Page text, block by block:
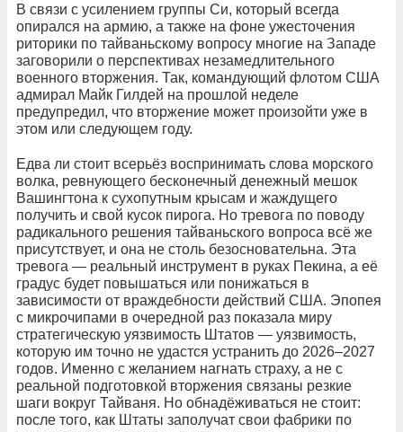
В связи с усилением группы Си, который всегда
опирался на армию, а также на фоне ужесточения
риторики по тайваньскому вопросу многие на Западе
заговорили о перспективах незамедлительного
военного вторжения. Так, командующий флотом США
адмирал Майк Гилдей на прошлой неделе
предупредил, что вторжение может произойти уже в
этом или следующем году.
Едва ли стоит всерьёз воспринимать слова морского
волка, ревнующего бесконечный денежный мешок
Вашингтона к сухопутным крысам и жаждущего
получить и свой кусок пирога. Но тревога по поводу
радикального решения тайваньского вопроса всё же
присутствует, и она не столь безосновательна. Эта
тревога — реальный инструмент в руках Пекина, а её
градус будет повышаться или понижаться в
зависимости от враждебности действий США. Эпопея
с микрочипами в очередной раз показала миру
стратегическую уязвимость Штатов — уязвимость,
которую им точно не удастся устранить до 2026–2027
годов. Именно с желанием нагнать страху, а не с
реальной подготовкой вторжения связаны резкие
шаги вокруг Тайваня. Но обнадёживаться не стоит:
после того, как Штаты заполучат свои фабрики по